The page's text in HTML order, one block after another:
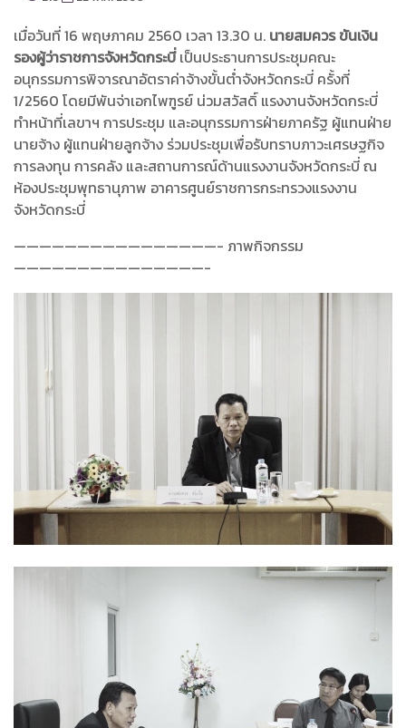
เมื่อวันที่ 16 พฤษภาคม 2560 เวลา 13.30 น. นายสมควร ขันเงิน
รองผู้ว่าราชการจังหวัดกระบี่เป็นประธานการประชุมคณะ
อนุกรรมการพิจารณาอัตราค่าจ้างขั้นต่ำจังหวัดกระบี่ ครั้งที่
1/2560 โดยมีพันจ่าเอกไพฑูรย์ น่วมสวัสดิ์ แรงงานจังหวัดกระบี่
ทำหน้าที่เลขาฯ การประชุม และอนุกรรมการฝ่ายภาครัฐ ผู้แทนฝ่าย
นายจ้าง ผู้แทนฝ่ายลูกจ้าง ร่วมประชุมเพื่อรับทราบภาวะเศรษฐกิจ
การลงทุน การคลัง และสถานการณ์ด้านแรงงานจังหวัดกระบี่ ณ
ห้องประชุมพุทธานุภาพ อาคารศูนย์ราชการกระทรวงแรงงาน
จังหวัดกระบี่
————————————————- ภาพกิจกรรม
———————————————-